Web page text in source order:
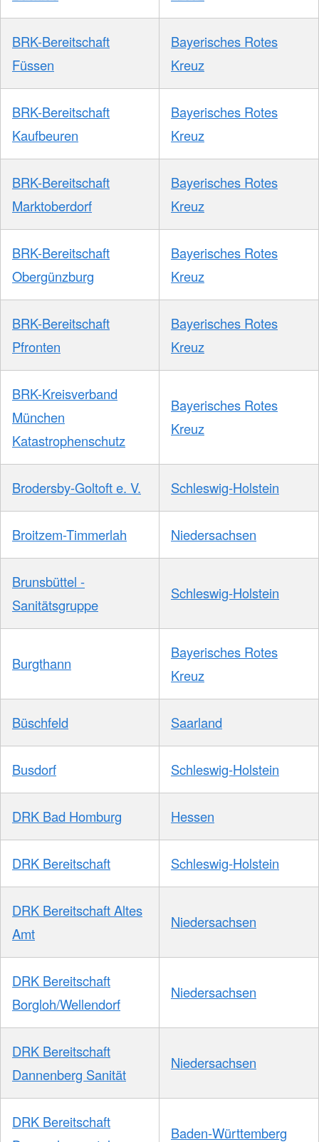
BRK-Bereitschaft
Füssen
Bayerisches Rotes
Kreuz
BRK-Bereitschaft
Kaufbeuren
Bayerisches Rotes
Kreuz
BRK-Bereitschaft
Marktoberdorf
Bayerisches Rotes
Kreuz
BRK-Bereitschaft
Obergünzburg
Bayerisches Rotes
Kreuz
BRK-Bereitschaft
Pfronten
Bayerisches Rotes
Kreuz
BRK-Kreisverband
München
Katastrophenschutz
Bayerisches Rotes
Kreuz
Brodersby-Goltoft e. V. Schleswig-Holstein
Broitzem-Timmerlah Niedersachsen
Brunsbüttel -
Sanitätsgruppe
Schleswig-Holstein
Burgthann
Bayerisches Rotes
Kreuz
Büschfeld Saarland
Busdorf Schleswig-Holstein
DRK Bad Homburg Hessen
DRK Bereitschaft Schleswig-Holstein
DRK Bereitschaft Altes
Amt
Niedersachsen
DRK Bereitschaft
Borgloh/Wellendorf
Niedersachsen
DRK Bereitschaft
Dannenberg Sanität
Niedersachsen
DRK Bereitschaft
Baden-Württemberg